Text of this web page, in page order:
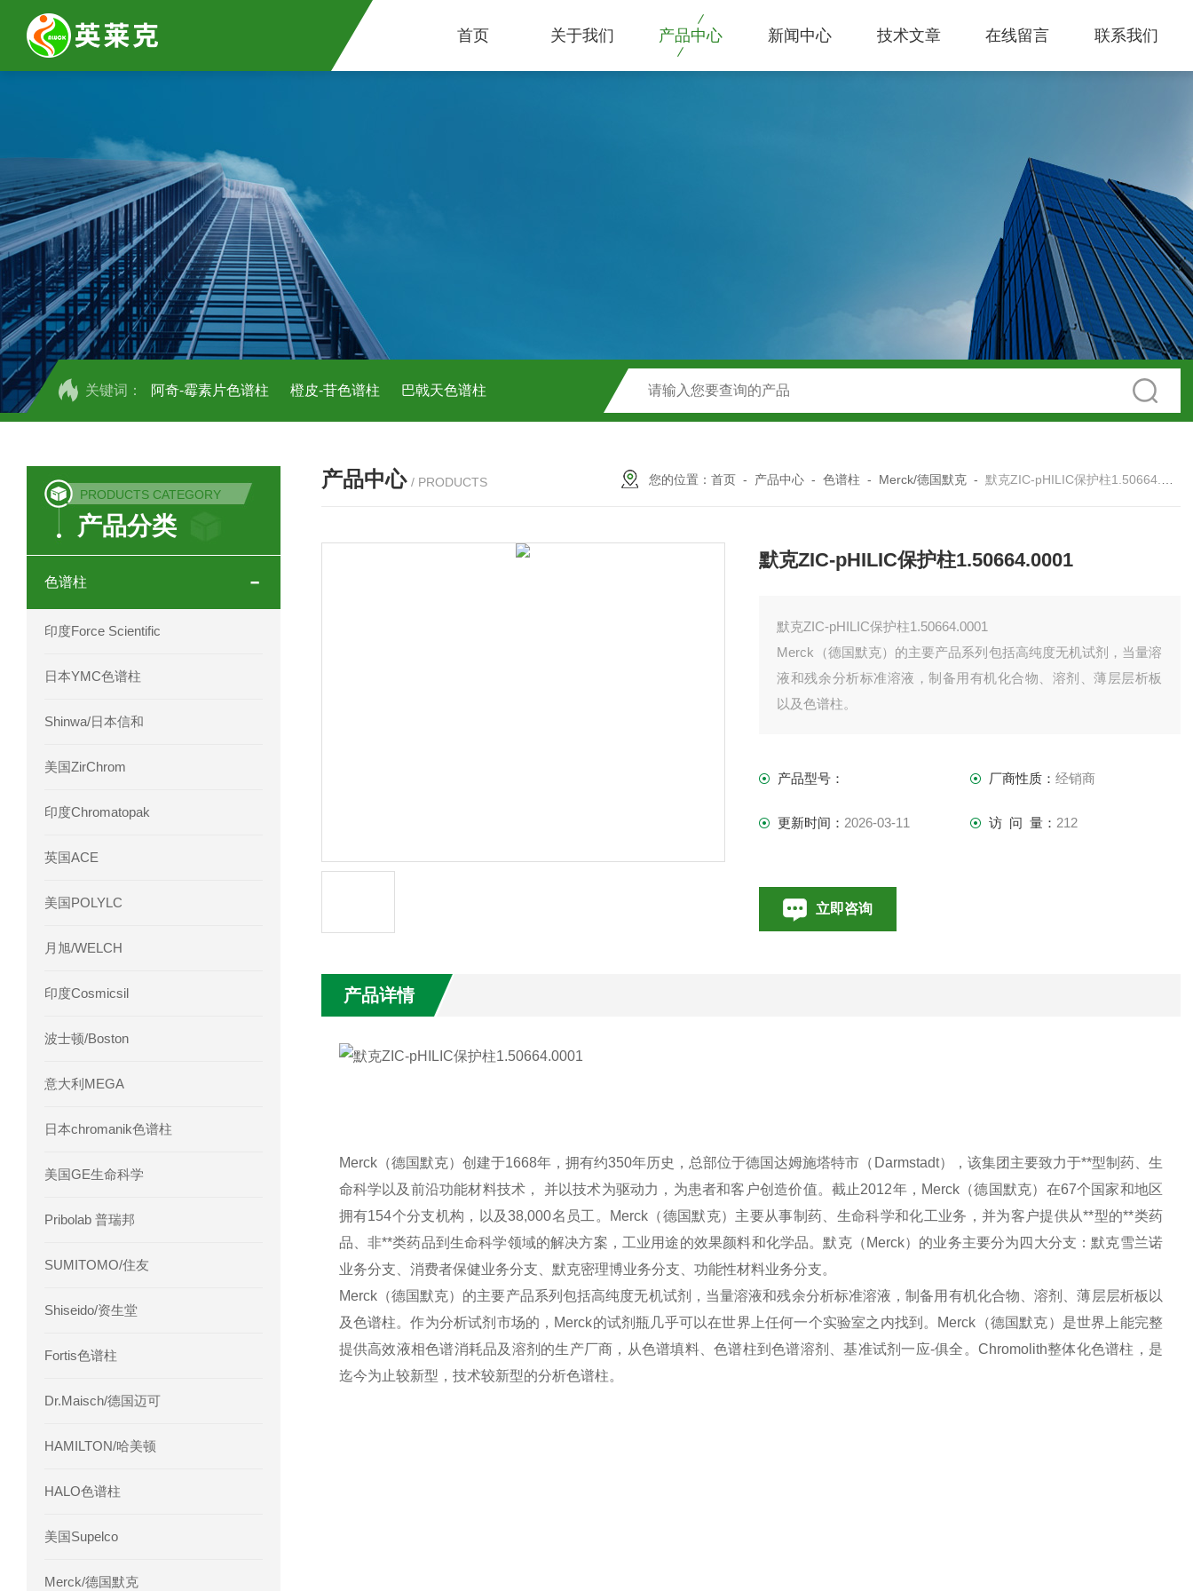
首页 关于我们 产品中心 新闻中心 技术文章 在线留言 联系我们
关键词： 阿奇-霉素片色谱柱 橙皮-苷色谱柱 巴戟天色谱柱
COSMOSIL 1.8PBr五溴苯基色谱柱 COSMOSIL 1.8PBr色谱柱
菟丝子 柠檬黄色谱柱
印度Force Scientific Rubitas色谱柱
PRODUCTS CATEGORY
产品分类
色谱柱
印度Force Scientific
日本YMC色谱柱
Shinwa/日本信和
美国ZirChrom
印度Chromatopak
英国ACE
美国POLYLC
月旭/WELCH
印度Cosmicsil
波士顿/Boston
意大利MEGA
日本chromanik色谱柱
美国GE生命科学
Pribolab 普瑞邦
SUMITOMO/住友
Shiseido/资生堂
Fortis色谱柱
Dr.Maisch/德国迈可
HAMILTON/哈美顿
HALO色谱柱
美国Supelco
Merck/德国默克
产品中心 / PRODUCTS 您的位置：首页 - 产品中心 -色谱柱 - Merck/德国默克 -默克ZIC-pHILIC保护柱1.50664.0001
默克ZIC-pHILIC保护柱1.50664.0001
默克ZIC-pHILIC保护柱1.50664.0001
Merck（德国默克）的主要产品系列包括高纯度无机试剂，当量溶
液和残余分析标准溶液，制备用有机化合物、溶剂、薄层层析板
以及色谱柱。
产品型号： 厂商性质： 经销商
更新时间： 2026-03-11 访 问 量： 212
立即咨询
产品详情
Merck（德国默克）创建于1668年，拥有约350年历史，总部位于德国达姆施塔特市（Darmstadt），该集团主要致力于**型制药、生
命科学以及前沿功能材料技术， 并以技术为驱动力，为患者和客户创造价值。截止2012年，Merck（德国默克）在67个国家和地区
拥有154个分支机构，以及38,000名员工。Merck（德国默克）主要从事制药、生命科学和化工业务，并为客户提供从**型的**类药
品、非**类药品到生命科学领域的解决方案，工业用途的效果颜料和化学品。默克（Merck）的业务主要分为四大分支：默克雪兰诺
业务分支、消费者保健业务分支、默克密理博业务分支、功能性材料业务分支。
Merck（德国默克）的主要产品系列包括高纯度无机试剂，当量溶液和残余分析标准溶液，制备用有机化合物、溶剂、薄层层析板以
及色谱柱。作为分析试剂市场的，Merck的试剂瓶几乎可以在世界上任何一个实验室之内找到。Merck（德国默克）是世界上能完整
提供高效液相色谱消耗品及溶剂的生产厂商，从色谱填料、色谱柱到色谱溶剂、基准试剂一应-俱全。Chromolith整体化色谱柱，是
迄今为止较新型，技术较新型的分析色谱柱。